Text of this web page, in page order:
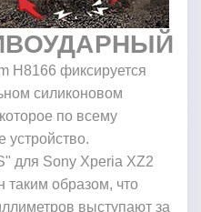
H8166 фиксируется
силиконовом
по всему
для Sony Xperia XZ2
таким образом, что
выступают за